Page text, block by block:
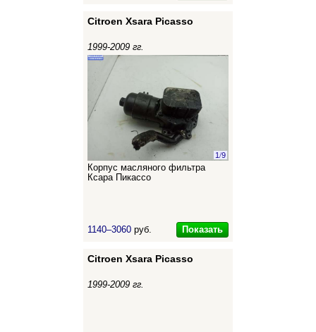
Citroen Xsara Picasso
1999-2009 гг.
1/9
Корпус масляного фильтра
Ксара Пикассо
1140–3060 руб. Показать
Citroen Xsara Picasso
1999-2009 гг.